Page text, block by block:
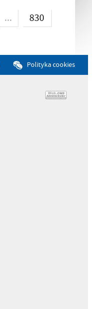
...
830
Polityka cookies